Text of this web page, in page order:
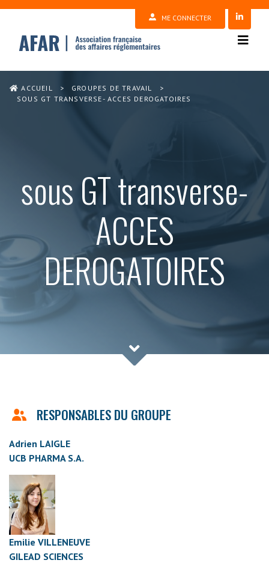
ME CONNECTER
ACCUEIL > GROUPES DE TRAVAIL
>
SOUS GT TRANSVERSE- ACCES DEROGATOIRES
sous GT transverse-
ACCES
DEROGATOIRES
RESPONSABLES DU GROUPE
Adrien LAIGLE
UCB PHARMA S.A.
Emilie VILLENEUVE
GILEAD SCIENCES